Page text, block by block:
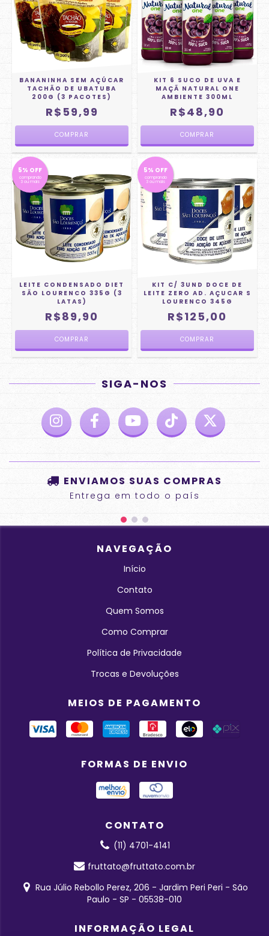
BANANINHA SEM AÇÚCAR
TACHÃO DE UBATUBA
200G (3 PACOTES)
R$59,99
KIT 6 SUCO DE UVA E
MAÇÃ NATURAL ONE
AMBIENTE 300ML
R$48,90
5% OFF
comprando
3 ou mais
LEITE CONDENSADO DIET
SÃO LOURENCO 335G (3
LATAS)
R$89,90
5% OFF
comprando
3 ou mais
KIT C/ 3UND DOCE DE
LEITE ZERO AD. AÇUCAR S
LOURENCO 345G
R$125,00
SIGA-NOS
ENVIAMOS SUAS COMPRAS
Entrega em todo o país
NAVEGAÇÃO
Início
Contato
Quem Somos
Como Comprar
Política de Privacidade
Trocas e Devoluções
MEIOS DE PAGAMENTO
FORMAS DE ENVIO
CONTATO
(11) 4701-4141
fruttato@fruttato.com.br
Rua Júlio Rebollo Perez, 206 - Jardim Peri Peri - São
Paulo - SP - 05538-010
INFORMAÇÃO LEGAL